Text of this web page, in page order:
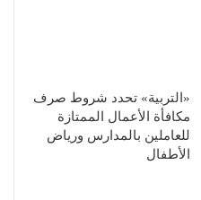
«التربية» تحدد شروط صرف
مكافأة الأعمال الممتازة
للعاملين بالمدارس ورياض
الأطفال